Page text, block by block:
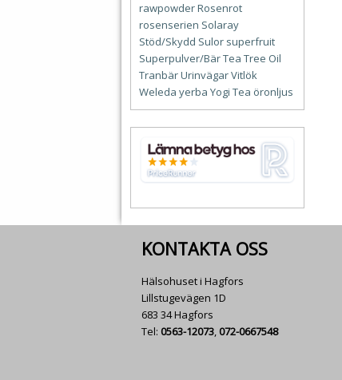
rawpowderRosenrot
rosenserien Solaray
Stöd/Skydd Sulor superfruit
Superpulver/BärTea Tree Oil
TranbärUrinvägarVitlök
Weleda yerba Yogi Tea öronljus
KONTAKTA OSS
Hälsohuset i Hagfors
Lillstugevägen 1D
683 34 Hagfors
Tel: 0563-12073,072-0667548